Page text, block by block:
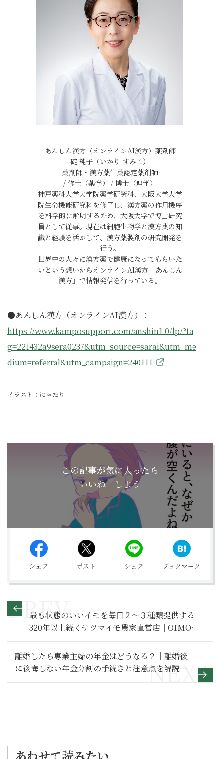
あんしん漢方（オンラインAI漢方）薬剤師
碇 純子（いかり すみこ）
薬剤師・漢方薬生薬認定薬剤師
/ 修士（薬学） / 博士（理学）
神戸薬科大学大学院薬学研究科、大阪大学大学
院生命機能研究科を修了し、漢方薬の作用機序
を科学的に解明するため、大阪大学で博士研究
員として従事。現在は細胞生物学と漢方薬の知
識と経験を活かして、漢方薬製剤の研究開発を
行う。
世界中の人々に漢方薬で健康になってもらいた
いという想いからオンラインAI漢方「あんしん
漢方」で情報発信を行っている。
●あんしん漢方（オンラインAI漢方）：
https://www.kamposupport.com/anshin1.0/lp/?ta
g=221432a9sera0237&utm_source=sarai&utm_me
dium=referral&utm_campaign=240111
イラスト：にゃたり
この記事が気に入ったら
いいね！しよう
シェア ポスト シェア ブックマーク
最も状態のいいイモを毎日２〜３種類提供する
320年以上続くサツマイモ農家直営店｜OIMO
cafe（埼玉）【極上の焼き芋】
離婚したら専業主婦の年金はどうなる？｜離婚後
に後悔しない年金分割の手続きと注意点を解説
【シン・会社のマナー】
あわせて読みたい